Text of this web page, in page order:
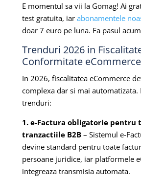
E momentul sa vii la Gomag! Ai
test gratuita, iar abonamentele
doar 7 euro pe luna. Fa pasul
Trenduri 2026 in
Conformitate eCommerce
In 2026, fiscalitatea eCommerce
complexa dar si mai automatizata.
trenduri:
1. e-Factura obligatorie pentru
tranzactiile B2B– Sistemul e-
devine standard pentru toate
persoane juridice, iar platformele
integreaza transmisia automata.